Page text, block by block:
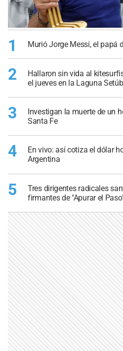
1 Murió Jorge Messi, el papá
2
Hallaron sin vida al
el jueves en la Laguna
3
Investigan la muerte de un
Santa Fe
4
En vivo: así cotiza el dólar
Argentina
5
Tres dirigentes radicales
firmantes de "Apurar el